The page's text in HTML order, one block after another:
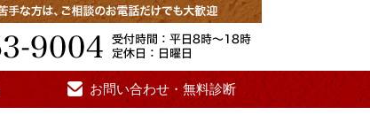
お問い合わせ・無料診断